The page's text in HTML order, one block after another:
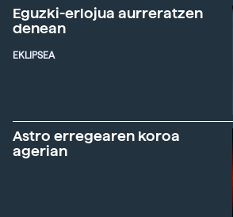
Eguzki-erlojua aurreratzen
denean
EKLIPSEA
Astro erregearen koroa
agerian